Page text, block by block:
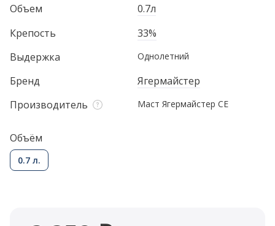
Объем
0.7л
Крепость
33%
Выдержка
Однолетний
Бренд
Ягермайстер
Производитель
Маст Ягермайстер СЕ
Объём
0.7 л.